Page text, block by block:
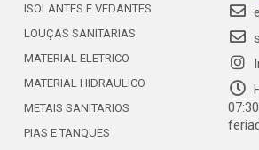
ISOLANTES E VEDANTES
LOUÇAS SANITARIAS
MATERIAL ELETRICO
MATERIAL HIDRAULICO
METAIS SANITARIOS
PIAS E TANQUES